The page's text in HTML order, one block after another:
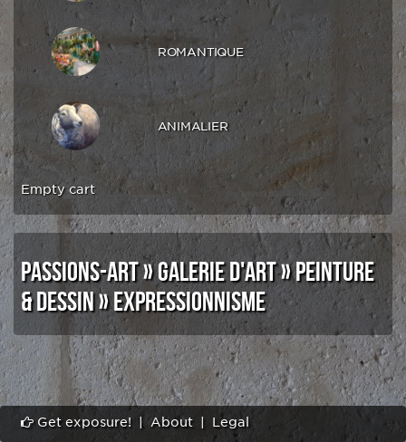
ROMANTIQUE
ANIMALIER
Empty cart
PASSIONS-ART»GALERIE D'ART»PEINTURE
& DESSIN»EXPRESSIONNISME
Get exposure!|About Legal